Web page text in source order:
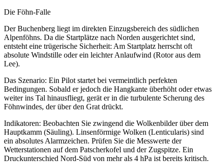
Die Föhn-Falle
Der Buchenberg liegt im direkten Einzugsbereich des südlichen
Alpenföhns. Da die Startplätze nach Norden ausgerichtet sind,
entsteht eine trügerische Sicherheit: Am Startplatz herrscht oft
absolute Windstille oder ein leichter Anlaufwind (Rotor aus dem
Lee).
Das Szenario: Ein Pilot startet bei vermeintlich perfekten
Bedingungen. Sobald er jedoch die Hangkante überhöht oder etwas
weiter ins Tal hinausfliegt, gerät er in die turbulente Scherung des
Föhnwindes, der über den Grat drückt.
Indikatoren: Beobachten Sie zwingend die Wolkenbilder über dem
Hauptkamm (Säuling). Linsenförmige Wolken (Lenticularis) sind
ein absolutes Alarmzeichen. Prüfen Sie die Messwerte der
Wetterstationen auf dem Patscherkofel und der Zugspitze. Ein
Druckunterschied Nord-Süd von mehr als 4 hPa ist bereits kritisch.